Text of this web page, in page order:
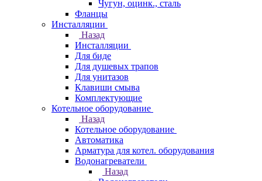
Чугун, оцинк., сталь
Фланцы
Инсталляции
Назад
Инсталляции
Для биде
Для душевых трапов
Для унитазов
Клавиши смыва
Комплектующие
Котельное оборудование
Назад
Котельное оборудование
Автоматика
Арматура для котел. оборудования
Водонагреватели
Назад